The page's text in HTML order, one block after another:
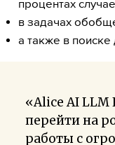
процентах
в задачах
а также в поиске
«Alice AI
перейти на
работы с